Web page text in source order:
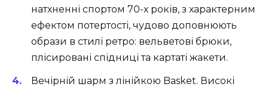
натхненні спортом 70-х років, з характерним
ефектом потертості, чудово доповнюють
образи в стилі ретро: вельветові брюки,
плісировані спідниці та картаті жакети.
Вечірній шарм з лінійкою Basket. Високі